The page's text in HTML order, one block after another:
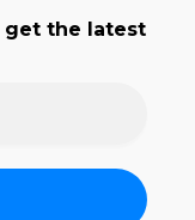
get the latest